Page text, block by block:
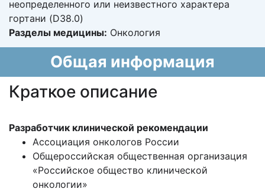
неопределенного или неизвестного характера
гортани (D38.0)
Разделы медицины: Онкология
Общая информация
Краткое описание
Разработчик клинической рекомендации
Ассоциация онкологов России
Общероссийская общественная организация
«Российское общество клинической
онкологии»